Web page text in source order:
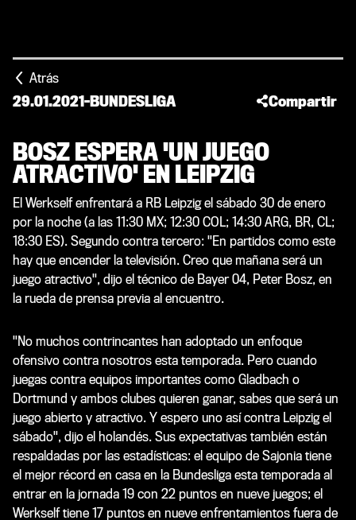
Atrás
29.01.2021-BUNDESLIGA Compartir
BOSZ ESPERA 'UN JUEGO
ATRACTIVO' EN LEIPZIG
El Werkself enfrentará a RB Leipzig el sábado 30 de enero
por la noche (a las 11:30 MX; 12:30 COL; 14:30 ARG, BR, CL;
18:30 ES). Segundo contra tercero: "En partidos como este
hay que encender la televisión. Creo que mañana será un
juego atractivo", dijo el técnico de Bayer 04, Peter Bosz, en
la rueda de prensa previa al encuentro.
"No muchos contrincantes han adoptado un enfoque
ofensivo contra nosotros esta temporada. Pero cuando
juegas contra equipos importantes como Gladbach o
Dortmund y ambos clubes quieren ganar, sabes que será un
juego abierto y atractivo. Y espero uno así contra Leipzig el
sábado", dijo el holandés. Sus expectativas también están
respaldadas por las estadísticas: el equipo de Sajonia tiene
el mejor récord en casa en la Bundesliga esta temporada al
entrar en la jornada 19 con 22 puntos en nueve juegos; el
Werkself tiene 17 puntos en nueve enfrentamientos fuera de